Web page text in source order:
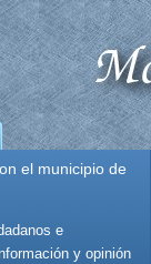
el municipio de
e
y opinión